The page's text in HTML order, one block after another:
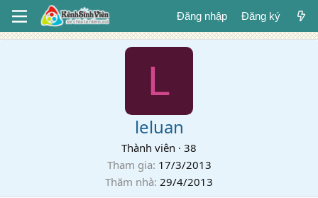
Đăng nhập Đăng ký
L
leluan
Thành viên · 38
Tham gia 17/3/2013
Thăm nhà 29/4/2013